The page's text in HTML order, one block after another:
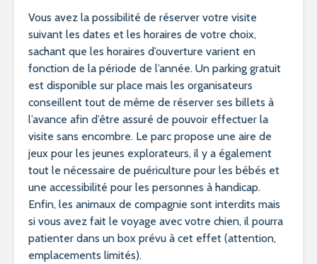
Vous avez la possibilité de réserver votre visite
suivant les dates et les horaires de votre choix,
sachant que les horaires d’ouverture varient en
fonction de la période de l’année. Un parking gratuit
est disponible sur place mais les organisateurs
conseillent tout de même de réserver ses billets à
l’avance afin d’être assuré de pouvoir effectuer la
visite sans encombre. Le parc propose une aire de
jeux pour les jeunes explorateurs, il y a également
tout le nécessaire de puériculture pour les bébés et
une accessibilité pour les personnes à handicap.
Enfin, les animaux de compagnie sont interdits mais
si vous avez fait le voyage avec votre chien, il pourra
patienter dans un box prévu à cet effet (attention,
emplacements limités).